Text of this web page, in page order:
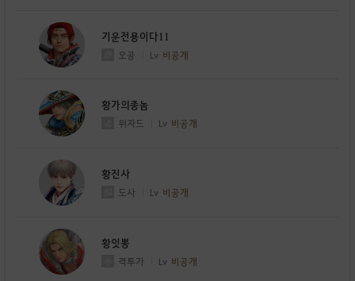
기운전용이다11
오공 Lv 비공개
황가의종놈
위자드 Lv 비공개
황진사
도사 Lv 비공개
황잇뽕
격투가 Lv 비공개